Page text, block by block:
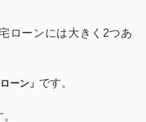
ローンには大きく 2つあ
ーン」 です。